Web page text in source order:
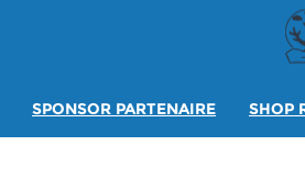
SPONSOR PARTENAIRE SHOP